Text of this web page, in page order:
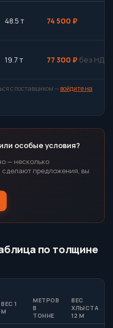
48.5 т 74 500 ₽
19.7 т 77 300 ₽ без НДС
с поставщиком —войдите на
особые условия?
— несколько
предложения, вы
по толщине
ВЕС 1
М
МЕТРОВ
В
ТОННЕ
ВЕС
ХЛЫСТА
12 М